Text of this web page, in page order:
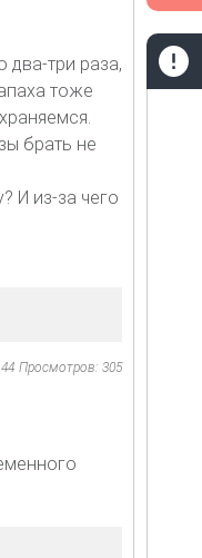
два-три раза,
тоже
брать не
И из-за чего
Просмотров: 305